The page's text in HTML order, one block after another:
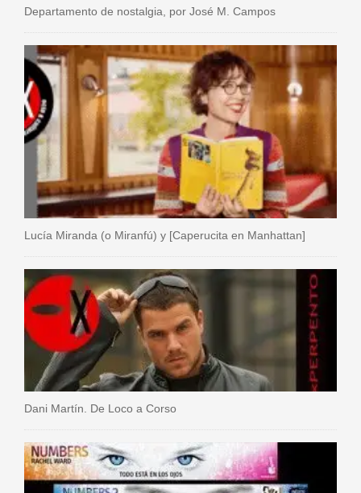
Departamento de nostalgia, por José M. Campos
Lucía Miranda (o Miranfú) y [Caperucita en Manhattan]
Dani Martín. De Loco a Corso